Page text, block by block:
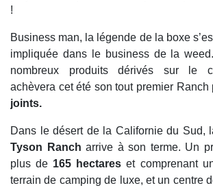
!
Business man, la légende de la boxe
impliquée dans le business de la
nombreux produits dérivés sur le
achèvera cet été son tout premier Ranch
joints.
Dans le désert de la Californie du Sud,
Tyson Rancharrive à son terme. Un
plus de 165 hectareset comprenant
terrain de camping de luxe, et un centre